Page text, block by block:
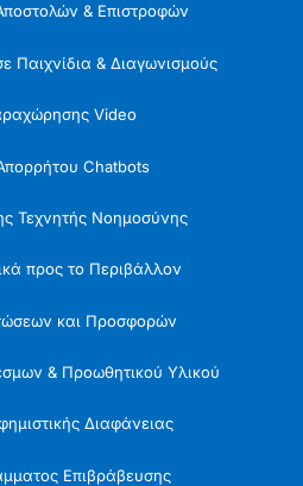
& Επιστροφών
Παιχνίδια & Διαγωνισμούς
Video
Chatbots
Τεχνητής Νοημοσύνης
προς το Περιβάλλον
και Προσφορών
& Προωθητικού Υλικού
Διαφάνειας
Επιβράβευσης